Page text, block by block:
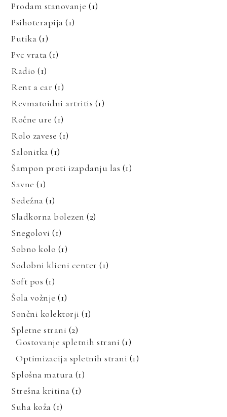
Prodam stanovanje (1)
Psihoterapija (1)
Putika (1)
Pvc vrata (1)
Radio (1)
Rent a car (1)
Revmatoidni artritis (1)
Ročne ure (1)
Rolo zavese (1)
Salonitka (1)
Šampon proti izapdanju las (1)
Savne (1)
Sedežna (1)
Sladkorna bolezen (2)
Snegolovi (1)
Sobno kolo (1)
Sodobni klicni center (1)
Soft pos (1)
Šola vožnje (1)
Sončni kolektorji (1)
Spletne strani (2)
Gostovanje spletnih strani (1)
Optimizacija spletnih strani (1)
Splošna matura (1)
Strešna kritina (1)
Suha koža (1)